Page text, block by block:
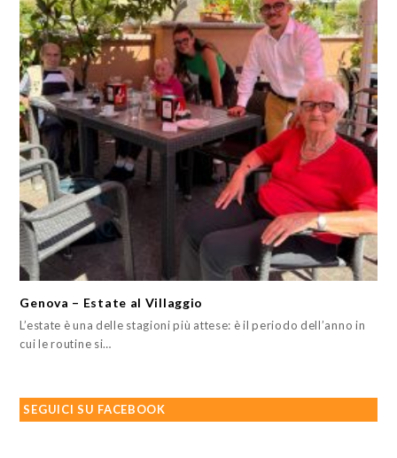
Genova – Estate al Villaggio
L’estate è una delle stagioni più attese: è il periodo dell’anno in
cui le routine si…
SEGUICI SU FACEBOOK